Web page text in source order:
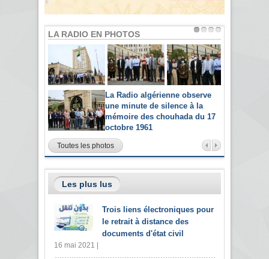
LA RADIO EN PHOTOS
La Radio algérienne observe
une minute de silence à la
mémoire des chouhada du 17
octobre 1961
Toutes les photos
Les plus lus
Trois liens électroniques pour
le retrait à distance des
documents d'état civil
16 mai 2021 |